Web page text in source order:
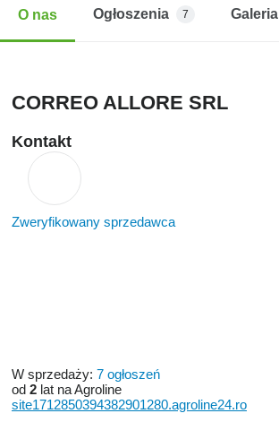
O nas Ogłoszenia 7 Galeria
CORREO ALLORE SRL
Kontakt
Zweryfikowany sprzedawca
W sprzedaży: 7 ogłoszeń
od 2 lat na Agroline
site1712850394382901280.agroline24.ro